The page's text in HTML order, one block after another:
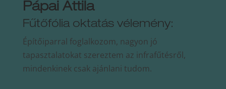
Pápai Attila
Fűtőfólia oktatás vélemény:
Építőiparral foglalkozom, nagyon jó
tapasztalatokat szereztem az infrafűtésről,
mindenkinek csak ajánlani tudom.